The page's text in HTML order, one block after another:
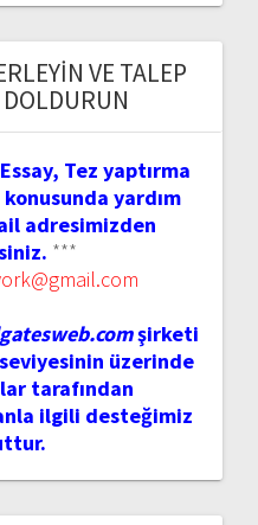
VE TALEP
Tez yaptırma
yardım
adresimizden
***
şirketi
üzerinde
tarafından
ilgili desteğimiz